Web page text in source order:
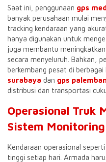
Saat ini, penggunaan gps
banyak perusahaan mulai
tracking kendaraan yang
hanya digunakan untuk
juga membantu
secara menyeluruh. Bahkan,
berkembang pesat di
surabaya dan gps
distribusi dan transportasi
Operasional Truk
Sistem
Kendaraan operasional
tinggi setiap hari. Armada